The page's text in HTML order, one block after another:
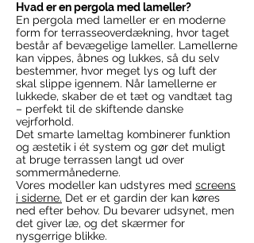
Hvad er en pergola med lameller?
En pergola med lameller er en moderne
form for terrasseoverdækning, hvor taget
består af bevægelige lameller. Lamellerne
kan vippes, åbnes og lukkes, så du selv
bestemmer, hvor meget lys og luft der
skal slippe igennem. Når lamellerne er
lukkede, skaber de et tæt og vandtæt tag
– perfekt til de skiftende danske
vejrforhold.
Det smarte lameltag kombinerer funktion
og æstetik i ét system og gør det muligt
at bruge terrassen langt ud over
sommermånederne.
Vores modeller kan udstyres med screens
i siderne. Det er et gardin der kan køres
ned efter behov. Du bevarer udsynet, men
det giver læ, og det skærmer for
nysgerrige blikke.